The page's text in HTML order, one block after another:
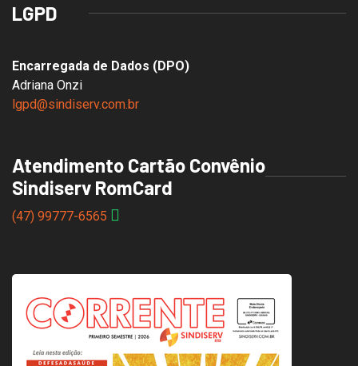
LGPD
Encarregada de Dados (DPO)
Adriana Onzi
lgpd@sindiserv.com.br
Atendimento Cartão Convênio
Sindiserv RomCard
(47) 99777-6565